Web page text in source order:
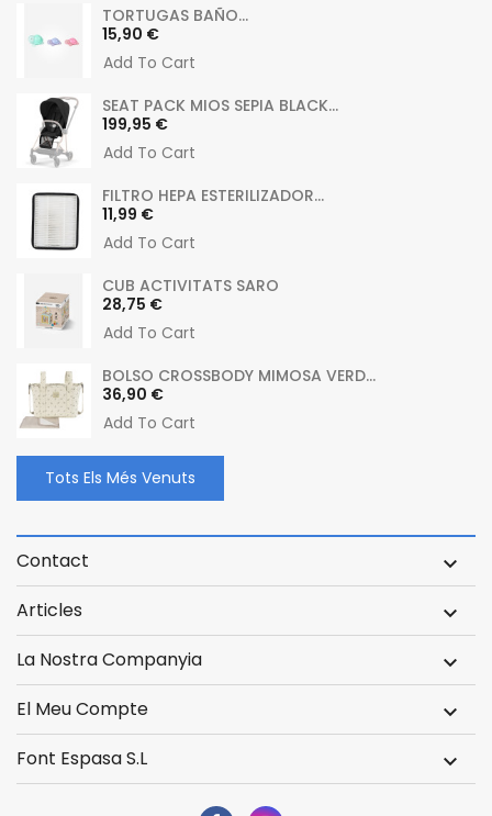
TORTUGAS BAÑO...
Preu
15,90 €
Add To Cart
SEAT PACK MIOS SEPIA BLACK...
Preu
199,95 €
Add To Cart
FILTRO HEPA ESTERILIZADOR...
Preu
11,99 €
Add To Cart
CUB ACTIVITATS SARO
Preu
28,75 €
Add To Cart
BOLSO CROSSBODY MIMOSA VERD...
Preu
36,90 €
Add To Cart
Tots Els Més Venuts
Contact 
Articles 
La Nostra Companyia 
El Meu Compte 
Font Espasa S.L 